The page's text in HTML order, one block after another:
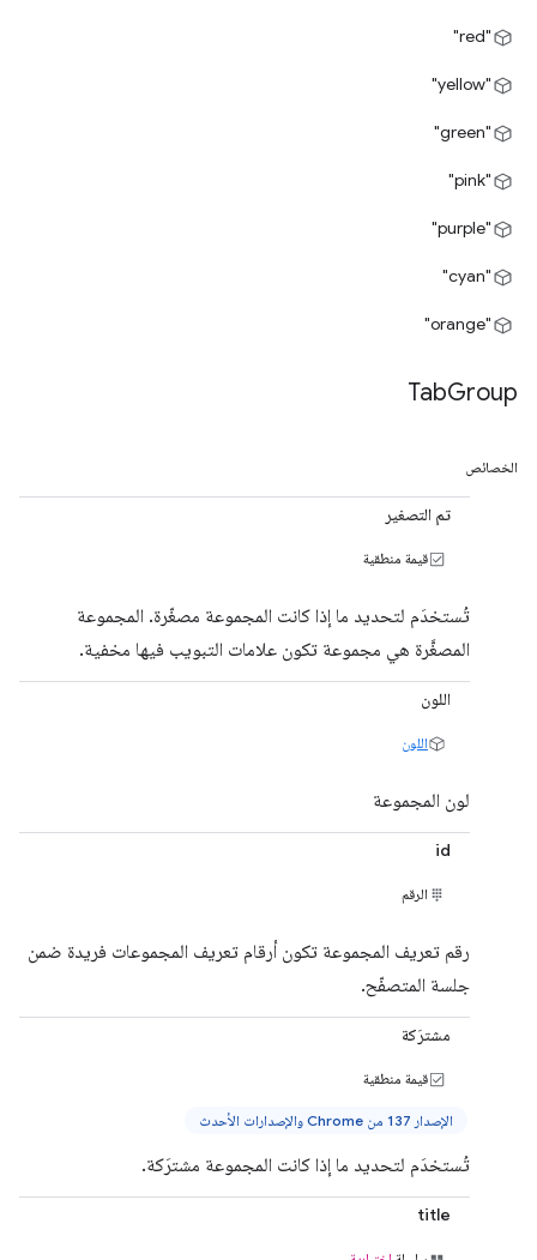
"red"
"yellow"
"green"
"pink"
"purple"
"cyan"
"orange"
TabGroup
الخصائص
تم التصغير
قيمة منطقية
تُستخدَم لتحديد ما إذا كانت المجموعة مصغّرة. المجموعة
المصغَّرة هي مجموعة تكون علامات التبويب فيها مخفية.
اللون
اللون
لون المجموعة
id
الرقم
رقم تعريف المجموعة تكون أرقام تعريف المجموعات فريدة ضمن
جلسة المتصفّح.
مشترَكة
قيمة منطقية
الإصدار 137 من Chrome والإصدارات الأحدث
تُستخدَم لتحديد ما إذا كانت المجموعة مشترَكة.
title